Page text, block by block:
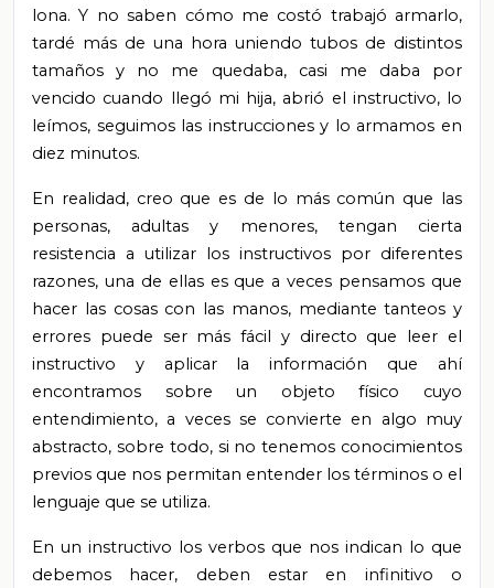
lona. Y no saben cómo me costó trabajó armarlo,
tardé más de una hora uniendo tubos de distintos
tamaños y no me quedaba, casi me daba por
vencido cuando llegó mi hija, abrió el instructivo, lo
leímos, seguimos las instrucciones y lo armamos en
diez minutos.
En realidad, creo que es de lo más común que las
personas, adultas y menores, tengan cierta
resistencia a utilizar los instructivos por diferentes
razones, una de ellas es que a veces pensamos que
hacer las cosas con las manos, mediante tanteos y
errores puede ser más fácil y directo que leer el
instructivo y aplicar la información que ahí
encontramos sobre un objeto físico cuyo
entendimiento, a veces se convierte en algo muy
abstracto, sobre todo, si no tenemos conocimientos
previos que nos permitan entender los términos o el
lenguaje que se utiliza.
En un instructivo los verbos que nos indican lo que
debemos hacer, deben estar en infinitivo o